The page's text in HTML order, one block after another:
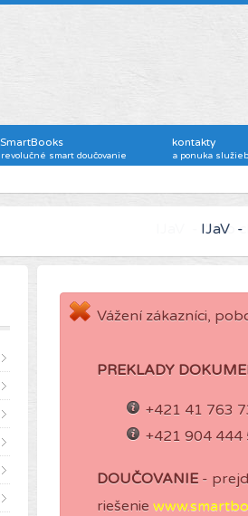
SmartBooks
revolučné smart doučovanie
kontakty
a ponuka služieb
IJaV - "Kto
Vážení zákazníci,
PREKLADY
+421 41 763
+421 904 444
DOUČOVANIE -
riešenie